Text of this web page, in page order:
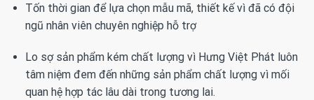
Tốn thời gian để lựa chọn mẫu mã, thiết kế vì đã có đội
ngũ nhân viên chuyên nghiệp hỗ trợ
Lo sợ sản phẩm kém chất lượng vì Hưng Việt Phát luôn
tâm niệm đem đến những sản phẩm chất lượng vì mối
quan hệ hợp tác lâu dài trong tương lai.